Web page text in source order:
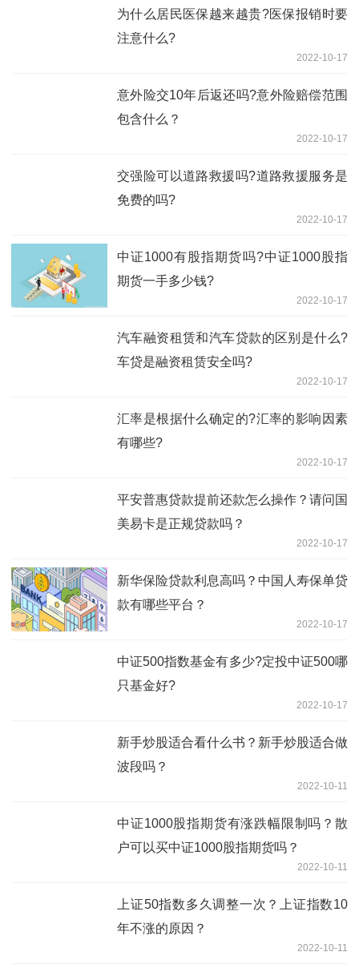
为什么居民医保越来越贵?医保报销时要
注意什么?
2022-10-17
意外险交10年后返还吗?意外险赔偿范围
包含什么？
2022-10-17
交强险可以道路救援吗?道路救援服务是
免费的吗?
2022-10-17
中证1000有股指期货吗?中证1000股指
期货一手多少钱?
2022-10-17
汽车融资租赁和汽车贷款的区别是什么?
车贷是融资租赁安全吗?
2022-10-17
汇率是根据什么确定的?汇率的影响因素
有哪些?
2022-10-17
平安普惠贷款提前还款怎么操作？请问国
美易卡是正规贷款吗？
2022-10-17
新华保险贷款利息高吗？中国人寿保单贷
款有哪些平台？
2022-10-17
中证500指数基金有多少?定投中证500哪
只基金好?
2022-10-17
新手炒股适合看什么书？新手炒股适合做
波段吗？
2022-10-11
中证1000股指期货有涨跌幅限制吗？散
户可以买中证1000股指期货吗？
2022-10-11
上证50指数多久调整一次？上证指数10
年不涨的原因？
2022-10-11